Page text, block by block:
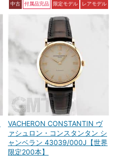
中古 付属品完品 限定モデル レアモデル
VACHERON CONSTANTIN ヴ
ァシュロン・コンスタンタン シ
ャンベラン 43039/000J【世界
限定200本】